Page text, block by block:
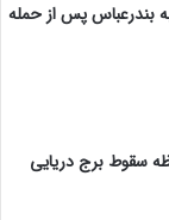
پس از حمله
سقوط برج دریایی